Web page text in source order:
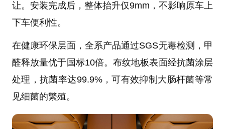
让。安装完成后，整体抬升仅9mm，不影响原车上
下车便利性。
在健康环保层面，全系产品通过SGS无毒检测，甲
醛释放量优于国标10倍。布纹地板表面经抗菌涂层
处理，抗菌率达99.9%，可有效抑制大肠杆菌等常
见细菌的繁殖。